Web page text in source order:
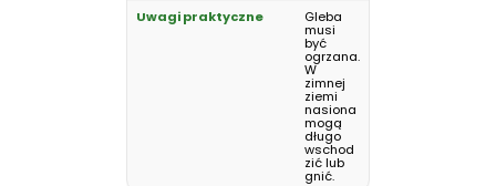
Gleba
musi
być
ogrzana.
W
zimnej
ziemi
nasiona
mogą
długo
wschod
zić lub
gnić.